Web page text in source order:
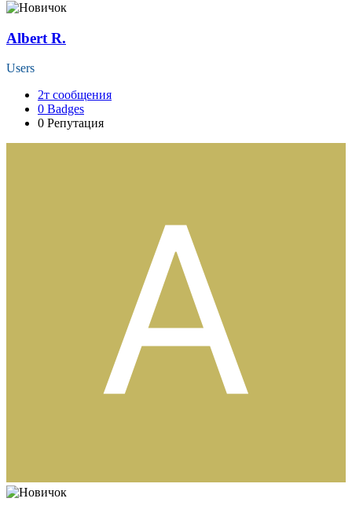
Albert R.
Users
2т сообщения
0 Badges
0 Репутация